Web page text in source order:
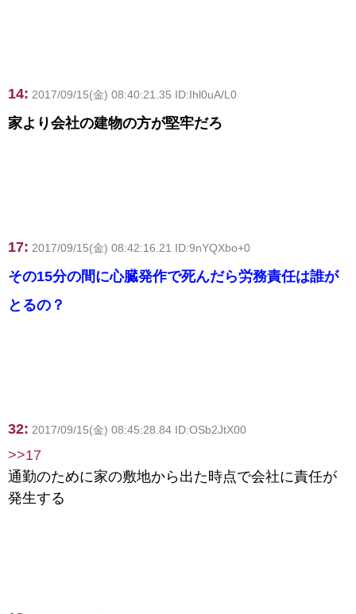
14: 2017/09/15(金) 08:40:21.35 ID:Ihl0uA/L0
家より会社の建物の方が堅牢だろ
17: 2017/09/15(金) 08:42:16.21 ID:9nYQXbo+0
その15分の間に心臓発作で死んだら労務責任は誰が
とるの？
32: 2017/09/15(金) 08:45:28.84 ID:OSb2JtX00
>>17
通勤のために家の敷地から出た時点で会社に責任が
発生する